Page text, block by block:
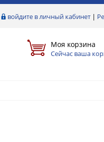
войдите в личный кабинет |
Моя корзина
Сейчас ваша